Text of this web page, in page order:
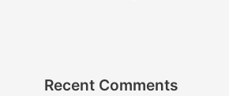
Recent Comments